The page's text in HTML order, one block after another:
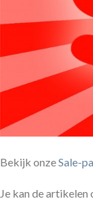
Bekijk onzeSale-
Je kan de